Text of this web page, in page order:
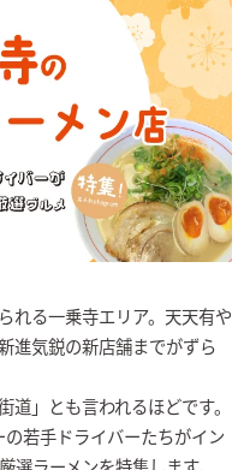
れる一乗寺エリア。天天有や
進気鋭の新店舗までがずら
」とも言われるほどです。
若手ドライバーたちがイン